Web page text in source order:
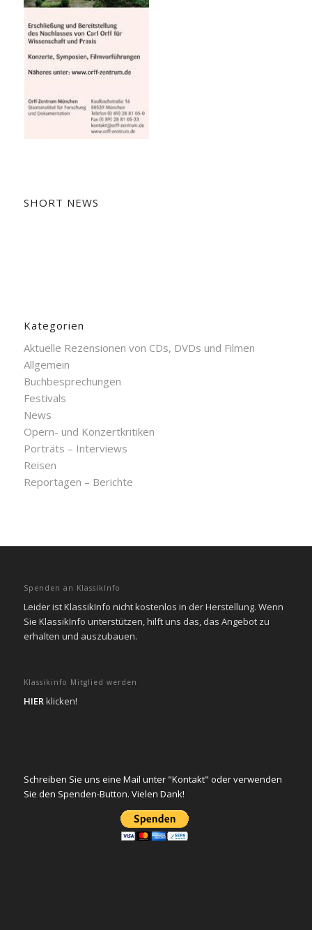
SHORT NEWS
Kategorien
Aktuelle Rezensionen von CDs, DVDs und Filmen
Allgemein
Buchbesprechungen
Festivals
News
Opern- und Konzertkritiken
Porträts – Interviews
Reisen
Reportagen – Berichte
Spenden an KlassikInfo
Leider ist KlassikInfo nicht kostenlos in der Herstellung. Wenn
Sie KlassikInfo unterstützen, hilft uns das, das Angebot zu
erhalten und auszubauen.
Klassikinfo Mitglied werden
HIERklicken!
Schreiben Sie uns eine Mail unter "Kontakt" oder verwenden
Sie den Spenden-Button. Vielen Dank!